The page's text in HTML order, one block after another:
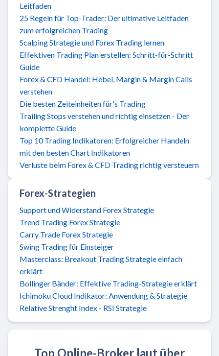
Leitfaden
25 Regeln für Top-Trader: Der ultimative Leitfaden
zum erfolgreichen Trading
Scalping Strategie und Forex Trading lernen
Effektiven Trading Plan erstellen: Schritt-für-Schritt
Guide
Forex & CFD Handel: Hebel, Margin & Margin Calls
verstehen
Die besten Zeiteinheiten für's Trading
Trailing Stops verstehen und richtig einsetzen - Der
komplette Guide
Top 10 Trading Indikatoren: Erfolgreicher Handeln
mit den besten Chart Indikatoren
Verluste beim Forex & CFD Trading richtig versteuern
Forex-Strategien
Support und Widerstand Forex Strategie
Trend Trading Forex Strategie
Carry Trade Forex Strategie
Swing Trading für Einsteiger
Masterclass: Breakout Trading Strategie einfach
erklärt
Bollinger Bänder: Effektive Trading-Strategie erklärt
Ichimoku Cloud Indikator: Anwendung & Strategie
Relative Strenght Index - RSI Strategie
Top Online-Broker laut über